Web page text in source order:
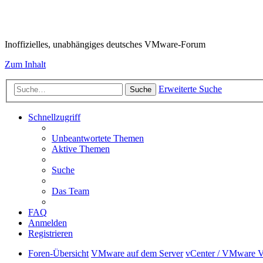
Inoffizielles, unabhängiges deutsches VMware-Forum
Zum Inhalt
Suche Erweiterte Suche
Schnellzugriff
Unbeantwortete Themen
Aktive Themen
Suche
Das Team
FAQ
Anmelden
Registrieren
Foren-Übersicht VMware auf dem Server vCenter / VMware